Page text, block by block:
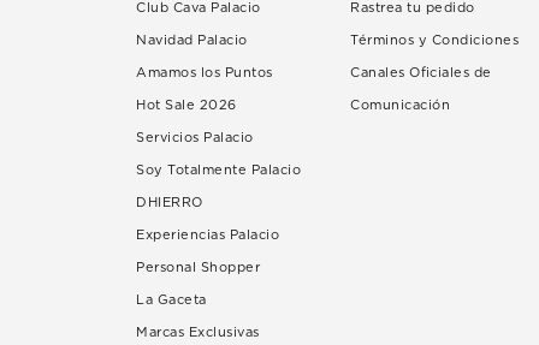
Club Cava Palacio
Navidad Palacio
Amamos los Puntos
Hot Sale 2026
Servicios Palacio
Soy Totalmente Palacio
DHIERRO
Experiencias Palacio
Personal Shopper
La Gaceta
Marcas Exclusivas
Rastrea tu pedido
Términos y Condiciones
Canales Oficiales de
Comunicación